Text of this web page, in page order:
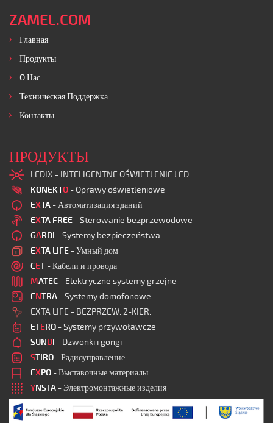
ZAMEL.COM
Главная
Продукты
O Нас
Техническая Поддержка
Контакты
ПРОДУКТЫ
LEDIX - INTELIGENTNE OŚWIETLENIE LED
KONEKTO - Oprawy oświetleniowe
EXTA - Автоматизация зданий
EXTA FREE - Sterowanie bezprzewodowe
GARDI - Systemy bezpieczeństwa
EXTA LIFE - Умный дом
CET - Кабели и провода
MATEC - Elektryczne systemy grzejne
ENTRA - Systemy domofonowe
EXTA LIFE - BEZPRZEW. 2-KIER.
ETERO - Systemy przywoławcze
SUNDI - Dzwonki i gongi
STIRO - Радиоуправление
EXPO - Выставочные материалы
YNSTA - Электромонтажные изделия